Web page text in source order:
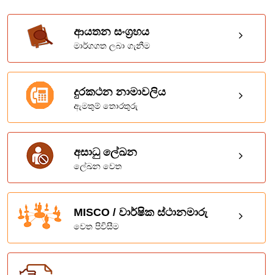
ආයතන සංග්‍රහය
මාර්ගගත ලබා ගැනීම
දුරකථන නාමාවලිය
ඇමතුම් තොරතුරු
අසාධු ලේඛන
ලේඛන වෙත
MISCO / වාර්ෂික ස්ථානමාරු
වෙත පිවිසීම